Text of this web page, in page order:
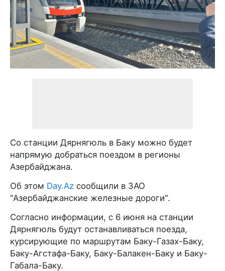
Со станции Дярнягюль в Баку можно будет
напрямую добраться поездом в регионы
Азербайджана.
Об этом Day.Az сообщили в ЗАО
"Азербайджанские железные дороги".
Согласно информации, с 6 июня на станции
Дярнягюль будут останавливаться поезда,
курсирующие по маршрутам Баку-Газах-Баку,
Баку-Агстафа-Баку, Баку-Балакен-Баку и Баку-
Габала-Баку.